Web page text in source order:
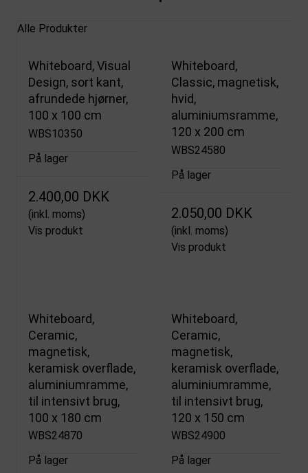
Alle Produkter
Whiteboard, Visual
Design, sort kant,
afrundede hjørner,
100 x 100 cm
WBS10350
På lager
2.400,00 DKK
(inkl. moms)
Vis produkt
Whiteboard,
Classic, magnetisk,
hvid,
aluminiumsramme,
120 x 200 cm
WBS24580
På lager
2.050,00 DKK
(inkl. moms)
Vis produkt
Whiteboard,
Ceramic,
magnetisk,
keramisk overflade,
aluminiumramme,
til intensivt brug,
100 x 180 cm
WBS24870
På lager
Whiteboard,
Ceramic,
magnetisk,
keramisk overflade,
aluminiumramme,
til intensivt brug,
120 x 150 cm
WBS24900
På lager